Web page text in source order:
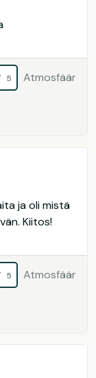
5 Atmosfäär
ja oli mistä
Kiitos!
5 Atmosfäär